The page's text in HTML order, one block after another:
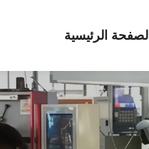
الصفحة الرئيسية